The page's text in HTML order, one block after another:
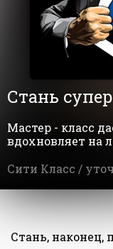
Стань
Мастер - класс
вдохновляет на
Сити Класс /
Стань, наконец,